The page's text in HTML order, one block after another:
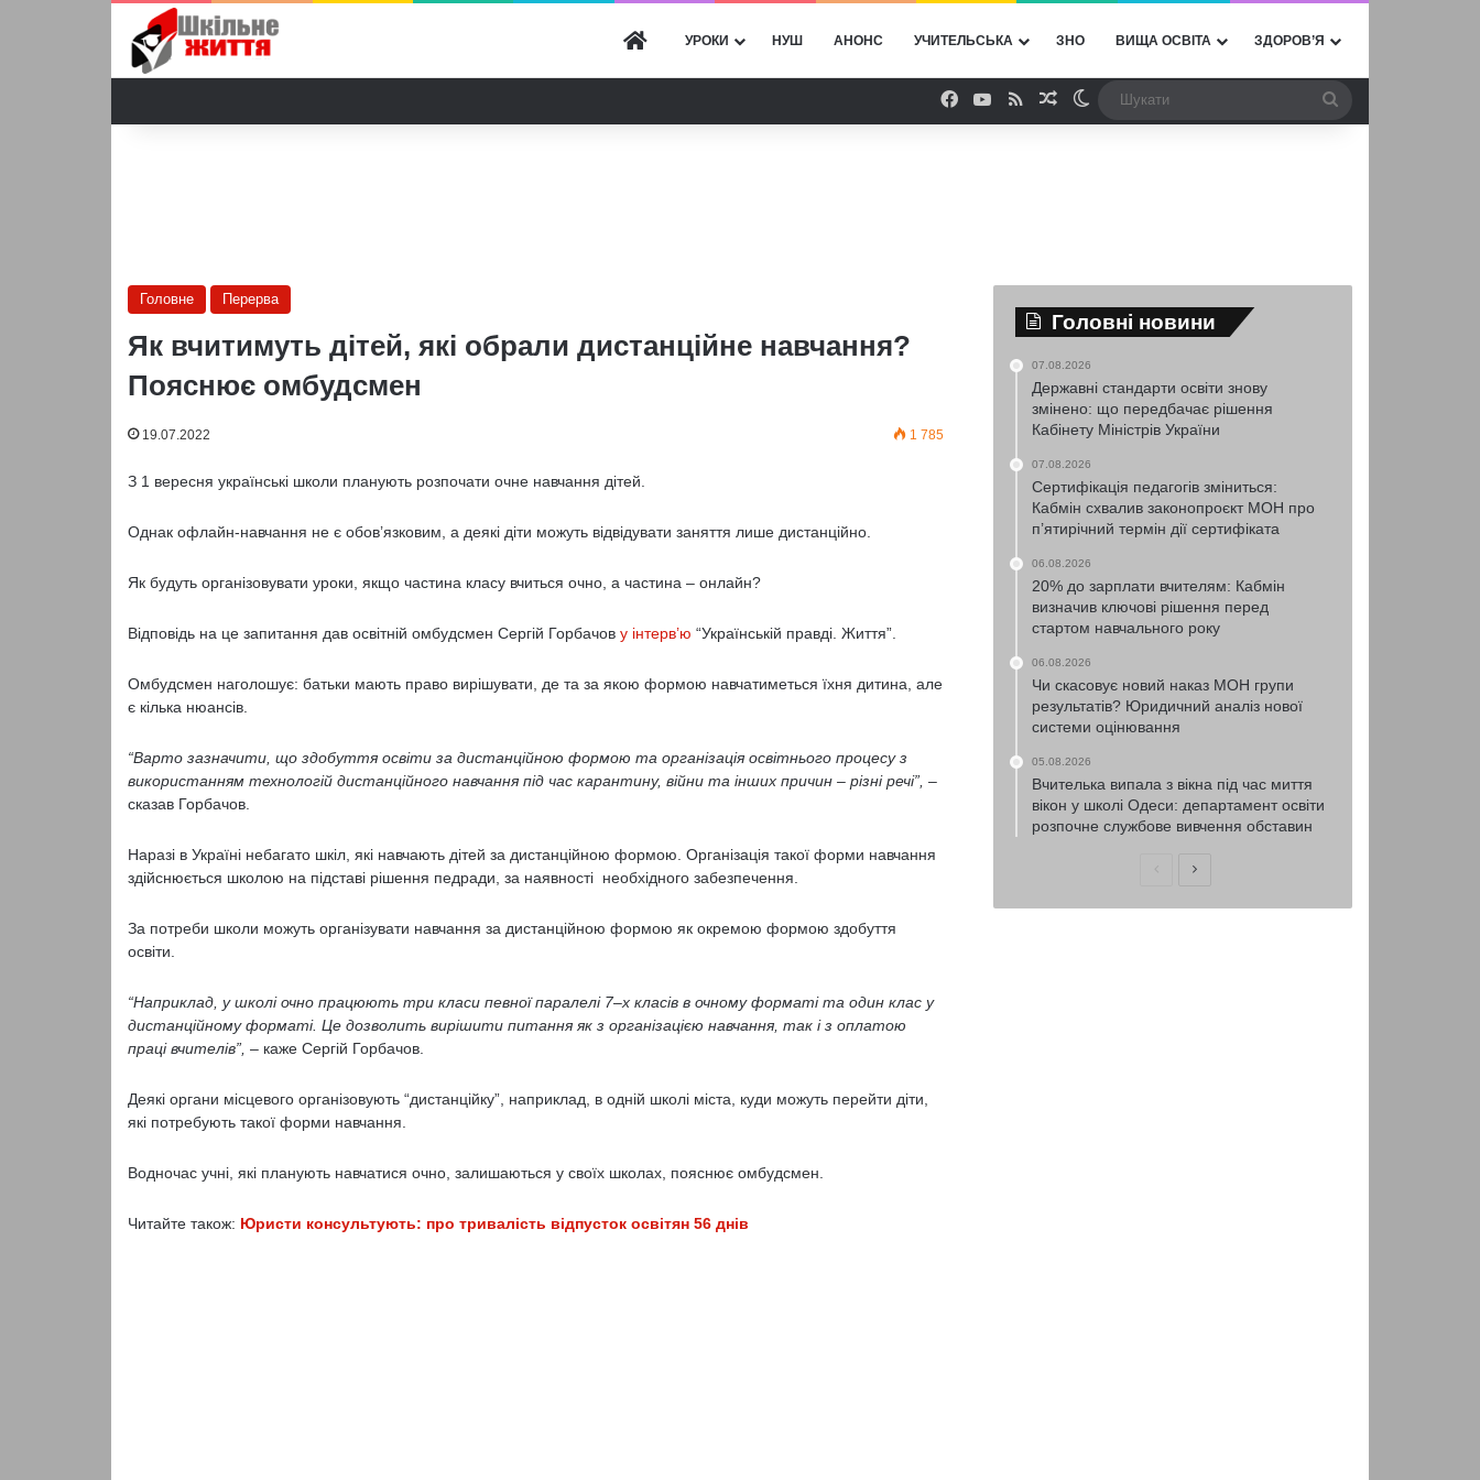
ГОЛОВНА
УРОКИ НУШ АНОНС УЧИТЕЛЬСЬКА ЗНО ВИЩА ОСВІТА ЗДОРОВ’Я
Facebook
YouTube
RSSВипадкова стаття
Switch skin
Головне Перерва
Як вчитимуть дітей, які обрали дистанційне навчання?
Пояснює омбудсмен
19.07.2022 1 785
З 1 вересня українські школи планують розпочати очне навчання дітей.
Однак офлайн-навчання не є обов’язковим, а деякі діти можуть відвідувати заняття лише дистанційно.
Як будуть організовувати уроки, якщо частина класу вчиться очно, а частина – онлайн?
Відповідь на це запитання дав освітній омбудсмен Сергій Горбачов у інтерв’ю “Українській правді. Життя”.
Омбудсмен наголошує: батьки мають право вирішувати, де та за якою формою навчатиметься їхня дитина, але
є кілька нюансів.
“Варто зазначити, що здобуття освіти за дистанційною формою та організація освітнього процесу з
використанням технологій дистанційного навчання під час карантину, війни та інших причин – різні речі”, –
сказав Горбачов.
Наразі в Україні небагато шкіл, які навчають дітей за дистанційною формою. Організація такої форми навчання
здійснюється школою на підставі рішення педради, за наявності необхідного забезпечення.
За потреби школи можуть організувати навчання за дистанційною формою як окремою формою здобуття
освіти.
“Наприклад, у школі очно працюють три класи певної паралелі 7–х класів в очному форматі та один клас у
дистанційному форматі. Це дозволить вирішити питання як з організацією навчання, так і з оплатою
праці вчителів”, – каже Сергій Горбачов.
Деякі органи місцевого організовують “дистанційку”, наприклад, в одній школі міста, куди можуть перейти діти,
які потребують такої форми навчання.
Водночас учні, які планують навчатися очно, залишаються у своїх школах, пояснює омбудсмен.
Читайте також: Юристи консультують: про тривалість відпусток освітян 56 днів
Головні новини
07.08.2026
Державні стандарти освіти знову
змінено: що передбачає рішення
Кабінету Міністрів України
07.08.2026
Сертифікація педагогів зміниться:
Кабмін схвалив законопроєкт МОН про
п’ятирічний термін дії сертифіката
06.08.2026
20% до зарплати вчителям: Кабмін
визначив ключові рішення перед
стартом навчального року
06.08.2026
Чи скасовує новий наказ МОН групи
результатів? Юридичний аналіз нової
системи оцінювання
05.08.2026
Вчителька випала з вікна під час миття
вікон у школі Одеси: департамент освіти
розпочне службове вивчення обставин
ПопередняНаступна